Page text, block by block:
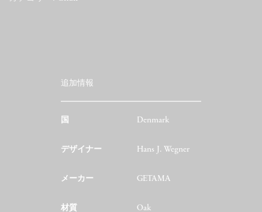
追加情報
国 Denmark
デザイナー Hans J. Wegner
メーカー GETAMA
材質 Oak